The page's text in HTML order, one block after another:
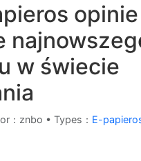
w świecie
：znbo • Types： E-